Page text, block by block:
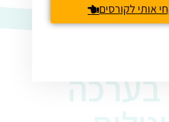
בערכה
אותי לקורסים